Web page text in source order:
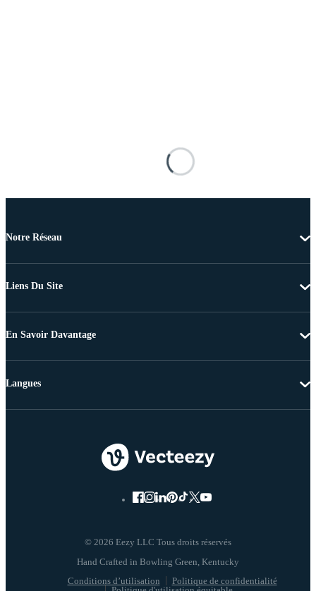
Notre Réseau
Liens Du Site
En Savoir Davantage
© 2026 Eezy LLC Tous droits réservés
Conditions d’utilisation
Politique de confidentialité
Langues